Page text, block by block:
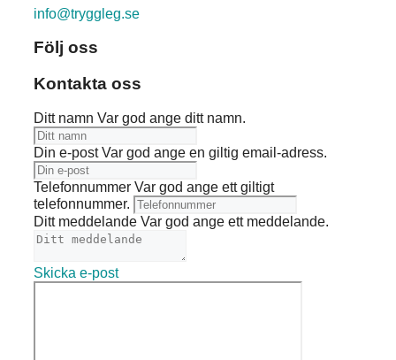
info@tryggleg.se
Följ oss
Kontakta oss
Ditt namn Var god ange ditt namn.
Din e-post Var god ange en giltig email-adress.
Telefonnummer Var god ange ett giltigt
telefonnummer.
Ditt meddelande Var god ange ett meddelande.
Skicka e-post